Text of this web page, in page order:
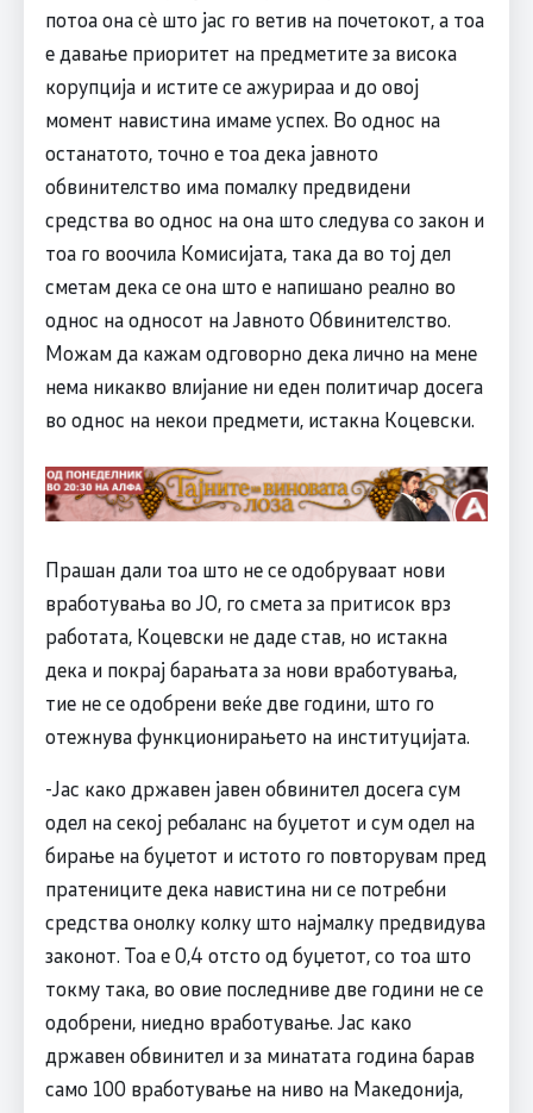
потоа она сѐ што јас го ветив на почетокот, а тоа
е давање приоритет на предметите за висока
корупција и истите се ажурираа и до овој
момент навистина имаме успех. Во однос на
останатото, точно е тоа дека јавното
обвинителство има помалку предвидени
средства во однос на она што следува со закон и
тоа го воочила Комисијата, така да во тој дел
сметам дека се она што е напишано реално во
однос на односот на Јавното Обвинителство.
Можам да кажам одговорно дека лично на мене
нема никакво влијание ни еден политичар досега
во однос на некои предмети, истакна Коцевски.
Прашан дали тоа што не се одобруваат нови
вработувања во ЈО, го смета за притисок врз
работата, Коцевски не даде став, но истакна
дека и покрај барањата за нови вработувања,
тие не се одобрени веќе две години, што го
отежнува функционирањето на институцијата.
-Јас како државен јавен обвинител досега сум
одел на секој ребаланс на буџетот и сум одел на
бирање на буџетот и истото го повторувам пред
пратениците дека навистина ни се потребни
средства онолку колку што најмалку предвидува
законот. Тоа е 0,4 отсто од буџетот, со тоа што
токму така, во овие последниве две години не се
одобрени, ниедно вработување. Јас како
државен обвинител и за минатата година барав
само 100 вработување на ниво на Македонија,